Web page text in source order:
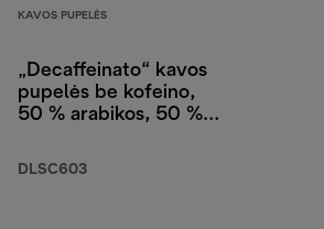
KAVOS PUPELĖS
„Decaffeinato“ kavos
pupelės be kofeino,
50 % arabikos, 50 %
DLSC603